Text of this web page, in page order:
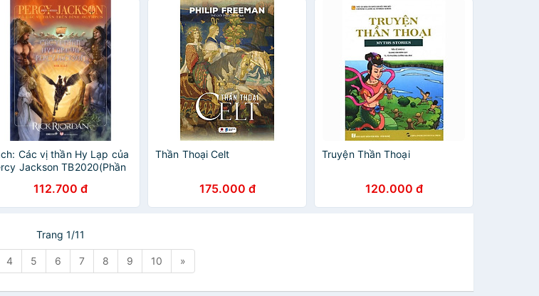
Các vị thần Hy Lạp của
Jackson TB2020(Phần
trên đỉnh Olympus)
112.700 đ
Thần Thoại Celt
175.000 đ
Truyện Thần Thoại
120.000 đ
Trang 1/11
4 5 6 7 8 9 10 »